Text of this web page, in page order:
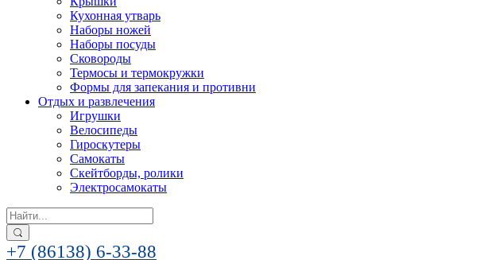
Кухонная утварь
Наборы ножей
Наборы посуды
Сковороды
Термосы и термокружки
Формы для запекания и противни
Отдых и развлечения
Игрушки
Велосипеды
Гироскутеры
Самокаты
Скейтборды, ролики
Электросамокаты
Search
for:
+7 (86138) 6-33-88